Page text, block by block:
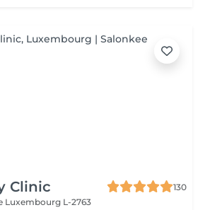
Clinic
130
Luxembourg L-2763